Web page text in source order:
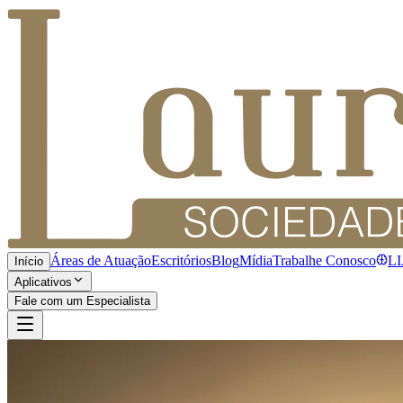
Início Áreas de AtuaçãoEscritóriosBlogMídiaTrabalhe Conosco
Aplicativos
Fale com um Especialista